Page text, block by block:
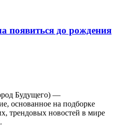
появиться до рождения
Будущего) —
основанное на подборке
трендовых новостей в мире